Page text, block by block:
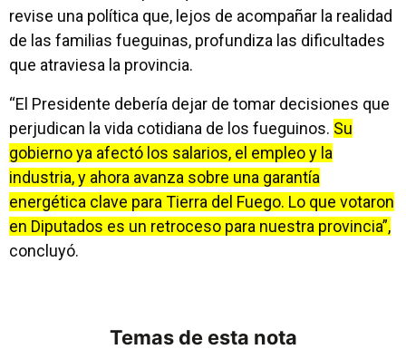
revise una política que, lejos de acompañar la realidad
de las familias fueguinas, profundiza las dificultades
que atraviesa la provincia.
“El Presidente debería dejar de tomar decisiones que
perjudican la vida cotidiana de los fueguinos. Su
gobierno ya afectó los salarios, el empleo y la
industria, y ahora avanza sobre una garantía
energética clave para Tierra del Fuego. Lo que votaron
en Diputados es un retroceso para nuestra provincia”,
concluyó.
Temas de esta nota